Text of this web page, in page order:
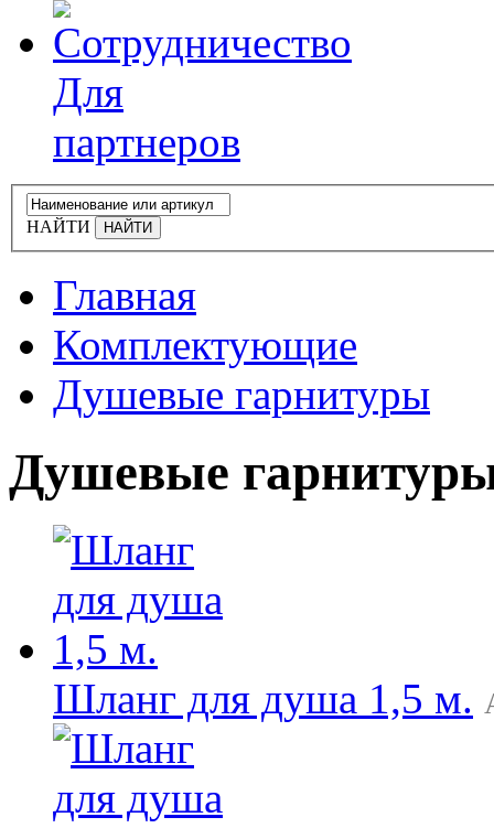
Для
партнеров
НАЙТИ
Главная
Комплектующие
Душевые гарнитуры
Душевые
Шланг для душа 1,5 м.